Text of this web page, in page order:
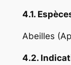
4.1.
Abeilles
4.2.